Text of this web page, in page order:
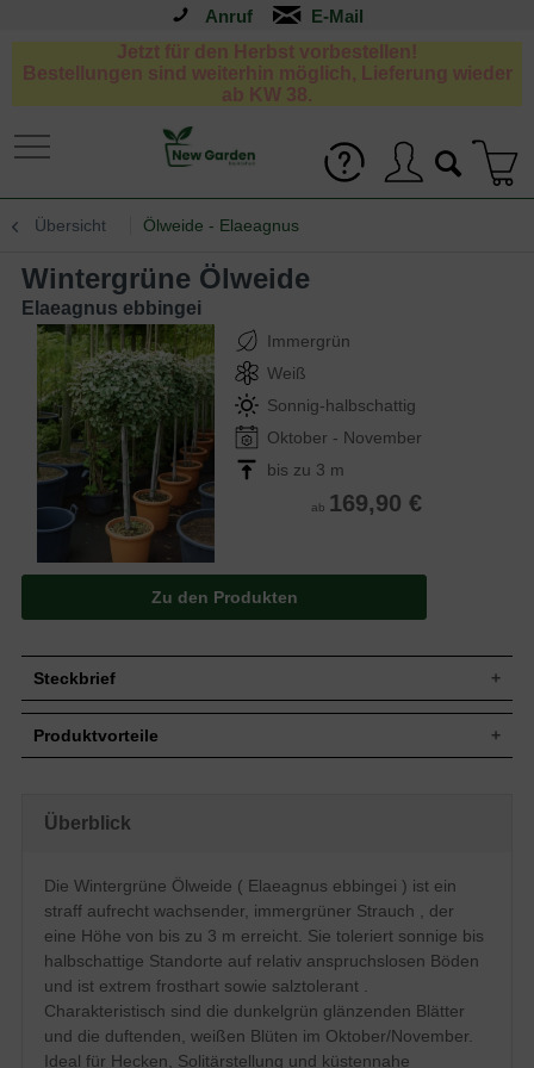
Anruf
Jetzt für den Herbst vorbestellen!
Bestellungen sind weiterhin möglich, Lieferung wieder
ab KW 38.
Übersicht Ölweide - Elaeagnus
Wintergrüne Ölweide
Elaeagnus ebbingei
Immergrün
Weiß
Sonnig-halbschattig
Oktober - November
bis zu 3 m
ab 169,90 €
Zu den Produkten
Steckbrief
Zuwachs
Wuchsform
Frucht
Fruchtlos
Blüte
Weiß, unauffällig, duftend, Oktober/
November
Blütezeit
Oktober - November
Boden
relativ anspruchslos, toleriert sauren bis
alkalischen Untergrund
Standort
Sonnig bis halbschattig
Produktvorteile
extrem robust und anspruchslos
sehr schnittverträglich
optimal für küstennahe
Bepflanzung (salztolerant)
geringer Jahreszuwachs
Überblick
Die Wintergrüne Ölweide ( Elaeagnus ebbingei ) ist ein
straff aufrecht wachsender, immergrüner Strauch , der
eine Höhe von bis zu 3 m erreicht. Sie toleriert sonnige bis
halbschattige Standorte auf relativ anspruchslosen Böden
und ist extrem frosthart sowie salztolerant .
Charakteristisch sind die dunkelgrün glänzenden Blätter
und die duftenden, weißen Blüten im Oktober/November.
Ideal für Hecken, Solitärstellung und küstennahe